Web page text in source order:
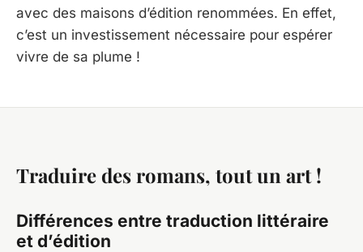
avec des maisons d’édition renommées. En effet,
c’est un investissement nécessaire pour espérer
vivre de sa plume !
Traduire des romans, tout un art !
Différences entre traduction littéraire
et d’édition